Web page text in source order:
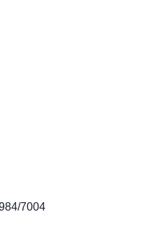
7004